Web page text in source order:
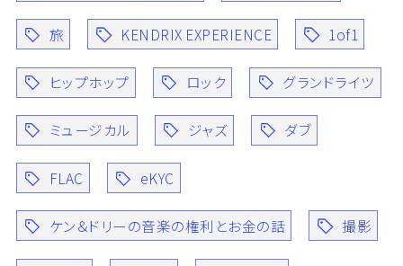
旅 KENDRIX EXPERIENCE 1of1
ヒップホップ ロック グランドライツ
ミュージカル ジャズ ダブ
FLAC eKYC
ケン＆ドリーの音楽の権利とお金の話 撮影